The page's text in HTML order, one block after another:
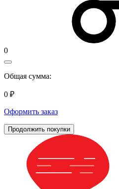
0
Общая сумма:
0 ₽
Оформить заказ
Продолжить покупки